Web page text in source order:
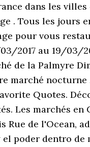
dans les
. Tous les jours
pour vous
2017 au 19/03/
de la Palmyre
marché
Quotes.
Les marchés en
Rue de l'Ocean,
el poder dentro